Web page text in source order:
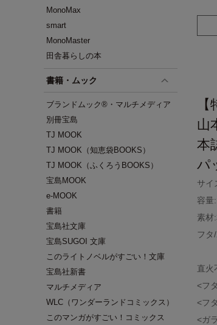
MonoMax
smart
MonoMaster
田舎暮らしの本
書籍・ムック
ブランドムック®・マルチメディア
別冊宝島
TJ MOOK
TJ MOOK（知恵袋BOOKS）
TJ MOOK（ふくろうBOOKS）
宝島MOOK
e-MOOK
書籍
宝島社文庫
宝島SUGOI 文庫
このライトノベルがすごい！文庫
宝島社新書
マルチメディア
WLC（ワンダーランドコミックス）
このマンガがすごい！コミックス
山
本
パ
サイ
容量
素材
フタ
直火
<フ
<フ
<ガ